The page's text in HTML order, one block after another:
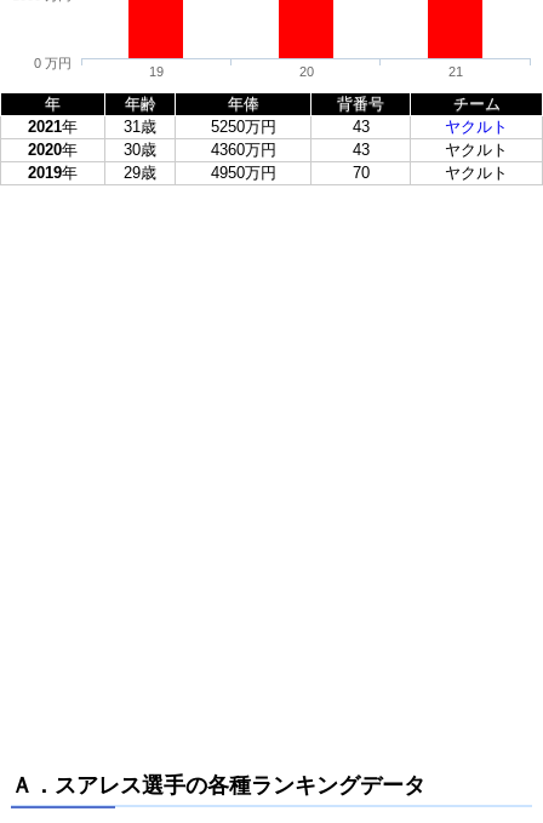
19 20 21
0 万円
年 年齢 年俸 背番号
チーム
2021年 31歳 5250万円 43
ヤクルト
2020年 30歳 4360万円 43
ヤクルト
2019年 29歳 4950万円 70 ヤクルト
Ａ．スアレス選手の各種ランキングデータ